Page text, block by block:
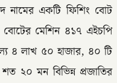
নামের একটি ফিশিং বোট
মেশিন ৪১৭ এইচপি
৪ লাখ ৫০ হাজার, ৪০ টি
২০ মন বিভিন্ন প্রজাতির